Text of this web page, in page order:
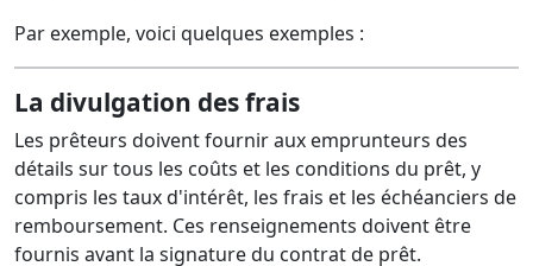
Par exemple, voici quelques exemples :
La divulgation des frais
Les prêteurs doivent fournir aux emprunteurs des
détails sur tous les coûts et les conditions du prêt, y
compris les taux d'intérêt, les frais et les échéanciers de
remboursement. Ces renseignements doivent être
fournis avant la signature du contrat de prêt.